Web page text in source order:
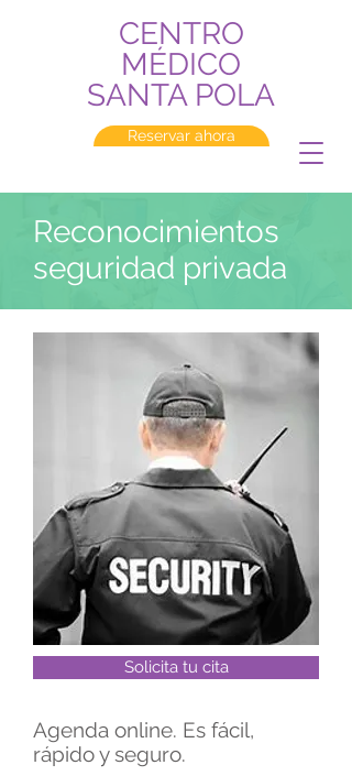
CENTRO
MÉDICO
SANTA POLA
Reservar ahora
Reconocimientos
seguridad privada
Solicita tu cita
Agenda online. Es fácil,
rápido y seguro.